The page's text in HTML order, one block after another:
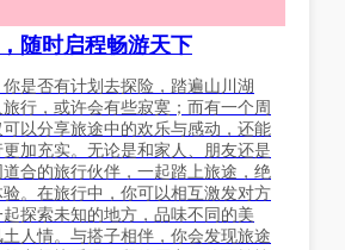
随时启程畅游天下
是否有计划去探险，踏遍山川湖
行，或许会有些寂寞；而有一个周
以分享旅途中的欢乐与感动，还能
加充实。无论是和家人、朋友还是
合的旅行伙伴，一起踏上旅途，绝
。在旅行中，你可以相互激发对方
探索未知的地方，品味不同的美
人情。与搭子相伴，你会发现旅途